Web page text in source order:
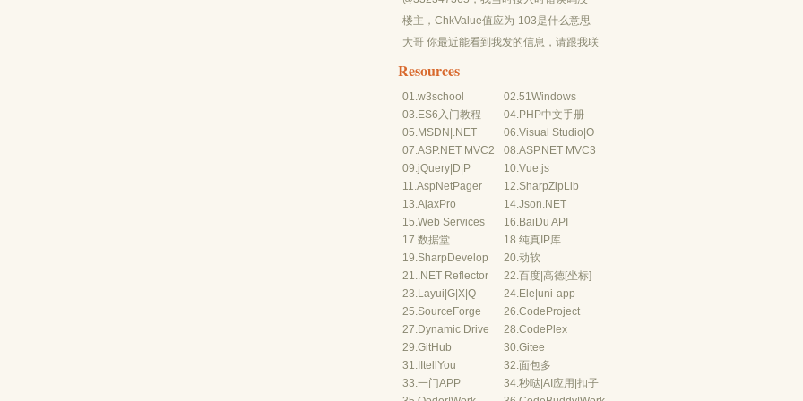
有-10...
楼主，ChkValue值应为-103是什么意思
呢？...
大哥 你最近能看到我发的信息，请跟我联
Resources
01.w3school 02.51Windows
03.ES6入门教程 04.PHP中文手册
05.MSDN .NET 06.Visual Studio O
07.ASP.NET MVC2 08.ASP.NET MVC3
09.jQuery D P 10.Vue.js
11.AspNetPager 12.SharpZipLib
13.AjaxPro 14.Json.NET
15.Web Services 16.BaiDu API
17.数据堂 18.纯真IP库
19.SharpDevelop 20.动软
21..NET Reflector 22.百度 高德[坐标]
23.Layui G X Q 24.Ele uni-app
25.SourceForge 26.CodeProject
27.Dynamic Drive 28.CodePlex
29.GitHub 30.Gitee
31. IItellYou 32.面包多
33.一门APP 34.秒哒 AI应用 扣子